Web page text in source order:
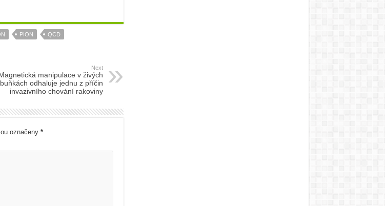
PION
QCD
Next
manipulace v živých
buňkách odhaluje jednu z příčin
invazivního chování rakoviny
označeny *